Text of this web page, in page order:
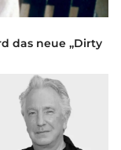
das neue „Dirty